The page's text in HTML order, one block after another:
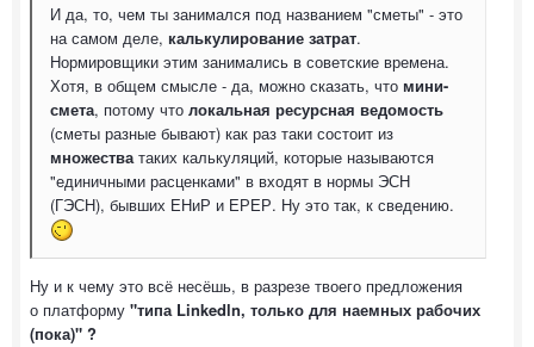
И да, то, чем ты занимался под названием "сметы" - это
на самом деле, калькулирование затрат.
Нормировщики этим занимались в советские времена.
Хотя, в общем смысле - да, можно сказать, что мини-
смета, потому что локальная ресурсная ведомость
(сметы разные бывают) как раз таки состоит из
множества таких калькуляций, которые называются
"единичными расценками" в входят в нормы ЭСН
(ГЭСН), бывших ЕНиР и ЕРЕР. Ну это так, к сведению.
Ну и к чему это всё несёшь, в разрезе твоего предложения
о платформу "типа Linkedln, только для наемных рабочих
(пока)" ?